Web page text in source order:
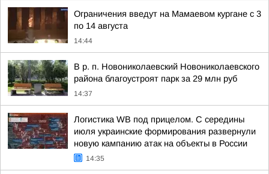
Ограничения введут на Мамаевом кургане с 3
по 14 августа
14:44
В р. п. Новониколаевский Новониколаевского
района благоустроят парк за 29 млн руб
14:37
Логистика WB под прицелом. С середины
июля украинские формирования развернули
новую кампанию атак на объекты в России
14:35